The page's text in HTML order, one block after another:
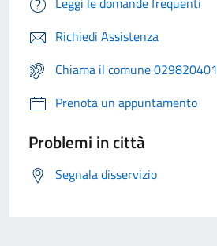
Richiedi Assistenza
Chiama il comune 029820401
Prenota un appuntamento
Problemi in città
Segnala disservizio